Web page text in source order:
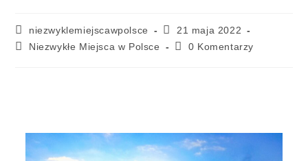
niezwyklemiejscawpolsce
21 maja 2022
Niezwykłe Miejsca w Polsce
0 Komentarzy